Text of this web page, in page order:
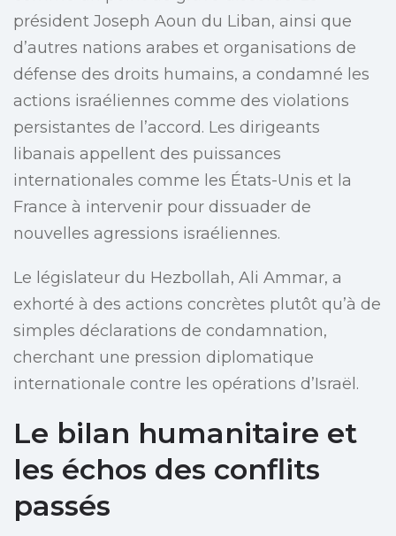
président Joseph Aoun du Liban, ainsi que
d’autres nations arabes et organisations de
défense des droits humains, a condamné les
actions israéliennes comme des violations
persistantes de l’accord. Les dirigeants
libanais appellent des puissances
internationales comme les États-Unis et la
France à intervenir pour dissuader de
nouvelles agressions israéliennes.
Le législateur du Hezbollah, Ali Ammar, a
exhorté à des actions concrètes plutôt qu’à de
simples déclarations de condamnation,
cherchant une pression diplomatique
internationale contre les opérations d’Israël.
Le bilan humanitaire et
les échos des conflits
passés